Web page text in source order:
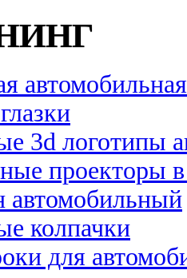
3d логотипы
проекторы
автомобильный
колпачки
для